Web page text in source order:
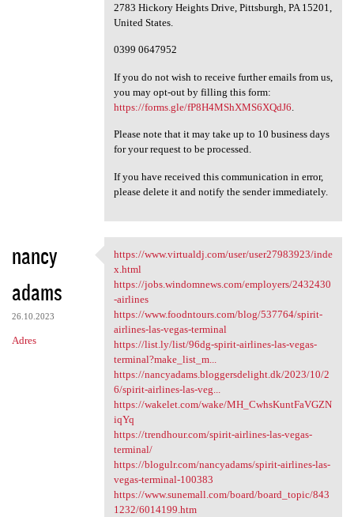
2783 Hickory Heights Drive, Pittsburgh, PA 15201,
United States.
0399 0647952
If you do not wish to receive further emails from us,
you may opt-out by filling this form:
https://forms.gle/fP8H4MShXMS6XQdJ6
Please note that it may take up to 10 business days
for your request to be processed.
If you have received this communication in error,
please delete it and notify the sender immediately.
nancy
adams
26.10.2023
Adres
https://www.virtualdj.com
https://www.virtualdj.com/user/user27983923/inde
x.html
https://jobs.windomnews.com/employers/2432430
-airlines
https://www.foodntours.com/blog/537764/spirit-
airlines-las-vegas-terminal
https://list.ly/list/96dg-spirit-airlines-las-vegas-
terminal?make_list_m...
https://nancyadams.bloggersdelight.dk/2023/10/2
6/spirit-airlines-las-veg...
https://wakelet.com/wake/MH_CwhsKuntFaVGZN
iqYq
https://trendhour.com/spirit-airlines-las-vegas-
terminal/
https://blogulr.com/nancyadams/spirit-airlines-las-
vegas-terminal-100383
https://www.sunemall.com/board/board_topic/843
1232/6014199.htm